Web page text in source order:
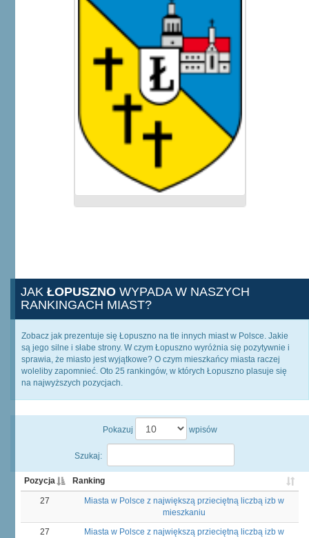
JAK ŁOPUSZNO WYPADA W NASZYCH
RANKINGACH MIAST?
Zobacz jak prezentuje się Łopuszno na tle innych miast w Polsce. Jakie
są jego silne i słabe strony. W czym Łopuszno wyróżnia się pozytywnie i
sprawia, że miasto jest wyjątkowe? O czym mieszkańcy miasta raczej
woleliby zapomnieć. Oto 25 rankingów, w których Łopuszno plasuje się
na najwyższych pozycjach.
Pokazuj wpisów
Szukaj:
Pozycja Ranking
27
Miasta w Polsce z największą przieciętną liczbą izb w
mieszkaniu
27
Miasta w Polsce z największą przieciętną liczbą izb w